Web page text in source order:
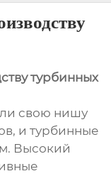
турбинных
свою нишу
и турбинные
Высокий